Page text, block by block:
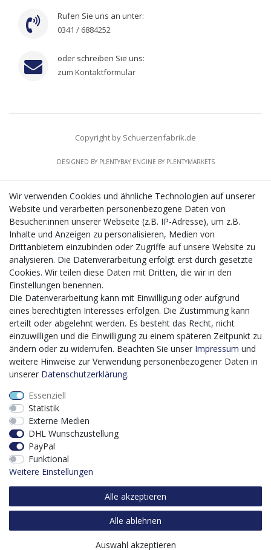
Rufen Sie uns an unter:
0341 / 6884252
oder schreiben Sie uns:
zum Kontaktformular
Copyright by Schuerzenfabrik.de
DESIGNED BY PLENTYBAYENGINE BY PLENTYMARKETS
CMS-Softwaresystems zur digitalen Optimierung
von Geschäftsprozessen
Mit dem vorgenannten Projekt, welches im Zeitraum vom
20.12.2023 bis zum 29.02.2024 im Rahmen des
Förderprogrammes Digitalisierung Zuschuss EFRE 2021
bis 2027 umgesetzt wird, möchten wir in die Anschaffung
eines Content-Management-Systems (CMS-
Softwaresystem) investieren, um unseren Online-Shop
künftig selbst verwalten zu können. Diese Software dient
der effizienteren gemeinschaftlichen Erstellung,
Bearbeitung, Organisation und Darstellung digitaler
Inhalte (Content) in unserem Unternehmen. Dies ist
insbesondere für den Vertrieb von Bedeutung. Bisher
Software digitalisiert werden was zu einer enormen
Zeitersparnis führt.
Dieses Vorhaben wird kofinanziert von der Europäischen
Union mithilfe von EFRE-Mitteln sowie durch Steuermittel
auf der Grundlage des vom Sächsischen Landtag
beschlossenen Haushaltes.
Wir verwenden Cookies und ähnliche Technologien auf unserer
Website und verarbeiten personenbezogene Daten von
Besucher:innen unserer Webseite (z.B. IP-Adresse), um z.B.
Inhalte und Anzeigen zu personalisieren, Medien von
Drittanbietern einzubinden oder Zugriffe auf unsere Website zu
analysieren. Die Datenverarbeitung erfolgt erst durch gesetzte
Cookies. Wir teilen diese Daten mit Dritten, die wir in den
Einstellungen benennen.
Die Datenverarbeitung kann mit Einwilligung oder aufgrund
eines berechtigten Interesses erfolgen. Die Zustimmung kann
erteilt oder abgelehnt werden. Es besteht das Recht, nicht
einzuwilligen und die Einwilligung zu einem späteren Zeitpunkt zu
ändern oder zu widerrufen. Beachten Sie unser Impressum und
weitere Hinweise zur Verwendung personenbezogener Daten in
unserer Daten­schutz­erklärung.
Essenziell
Statistik
Externe Medien
DHL Wunschzustellung
PayPal
Funktional
Weitere Einstellungen
Alle akzeptieren
Alle ablehnen
Auswahl akzeptieren